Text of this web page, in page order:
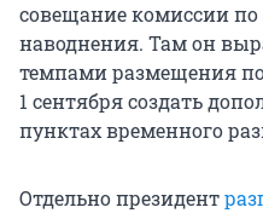
совещание комиссии
наводнения. Там он
темпами размещения
1 сентября создать
пунктах временного
Отдельно президент